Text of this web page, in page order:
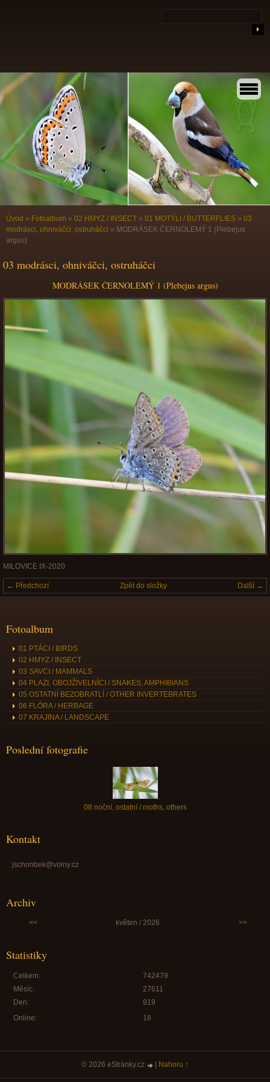
Úvod » Fotoalbum » 02 HMYZ / INSECT » 01 MOTÝLI / BUTTERFLIES » 03
modrásci, ohniváčci, ostruháčci » MODRÁSEK ČERNOLEMÝ 1 (Plebejus
argus)
03 modrásci, ohniváčci, ostruháčci
MODRÁSEK ČERNOLEMÝ 1 (Plebejus argus)
MILOVICE IX-2020
← Předchozí Další →
Zpět do složky
Fotoalbum
01 PTÁCI / BIRDS
02 HMYZ / INSECT
03 SAVCI / MAMMALS
04 PLAZI, OBOJŽIVELNÍCI / SNAKES, AMPHIBIANS
05 OSTATNÍ BEZOBRATLÍ / OTHER INVERTEBRATES
06 FLÓRA / HERBAGE
07 KRAJINA / LANDSCAPE
Poslední fotografie
08 noční, ostatní / moths, others
Kontakt
jschonbek@volny.cz
Archiv
<< květen / 2026 >>
Statistiky
Online: 18
Celkem:
742479
Měsíc:
27611
Den:
919
© 2026 eStránky.cz | Nahoru ↑